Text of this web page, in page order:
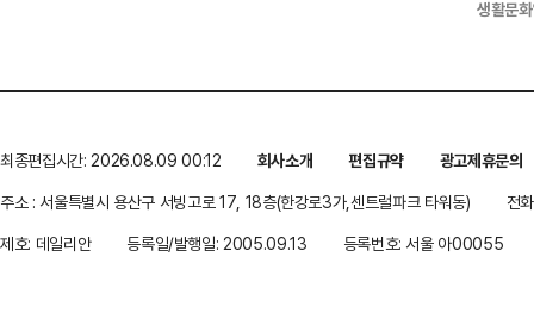
생활문
최종편집시간: 2026.08.09 00:12 회사소개 편집규약
광고제휴문의
주소 : 서울특별시 용산구 서빙고로 17, 18층(한강로3가,센트럴파크 타워동)
전
제호: 데일리안
등록일/발행일: 2005.09.13 등록번호: 서울 아00055